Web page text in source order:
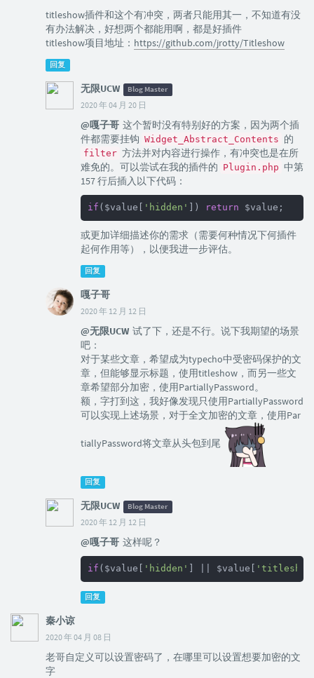
titleshow插件和这个有冲突，两者只能用其一，不知道有没
有办法解决，好想两个都能用啊，都是好插件
titleshow项目地址： https://github.com/jrotty/Titleshow
回复
无限UCW Blog Master
2020 年 04 月 20 日
@嘎子哥 这个暂时没有特别好的方案，因为两个插
件都需要挂钩 Widget_Abstract_Contents 的
filter 方法并对内容进行操作，有冲突也是在所
难免的。可以尝试在我的插件的 Plugin.php 中第
157 行后插入以下代码：
if ($value[ 'hidden' ]) return $value;
或更加详细描述你的需求（需要何种情况下何插件
起何作用等），以便我进一步评估。
回复
嘎子哥
2020 年 12 月 12 日
@无限UCW 试了下，还是不行。说下我期望的场景
吧：
对于某些文章，希望成为typecho中受密码保护的文
章，但能够显示标题，使用titleshow，而另一些文
章希望部分加密，使用PartiallyPassword。
额，字打到这，我好像发现只使用PartiallyPassword
可以实现上述场景，对于全文加密的文章，使用Par
tiallyPassword将文章从头包到尾
回复
无限UCW Blog Master
2020 年 12 月 12 日
@嘎子哥 这样呢？
if ($value[ 'hidden' $value[
回复
秦小谅
2020 年 04 月 08 日
老哥自定义可以设置密码了，在哪里可以设置想要加密的文
字